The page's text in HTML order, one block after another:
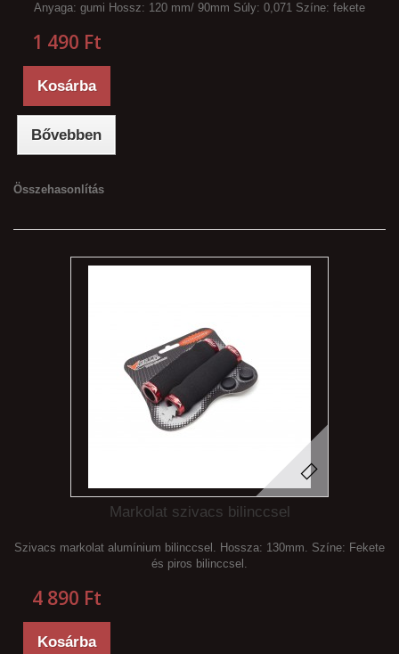
Anyaga: gumi Hossz: 120 mm/ 90mm Súly: 0,071 Színe: fekete
1 490 Ft‎
Kosárba
Bővebben
Összehasonlítás
Markolat szivacs bilinccsel
Szivacs markolat alumínium bilinccsel. Hossza: 130mm. Színe: Fekete
és piros bilinccsel.
4 890 Ft‎
Kosárba